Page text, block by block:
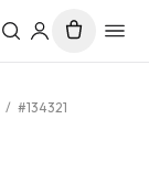
/ #134321